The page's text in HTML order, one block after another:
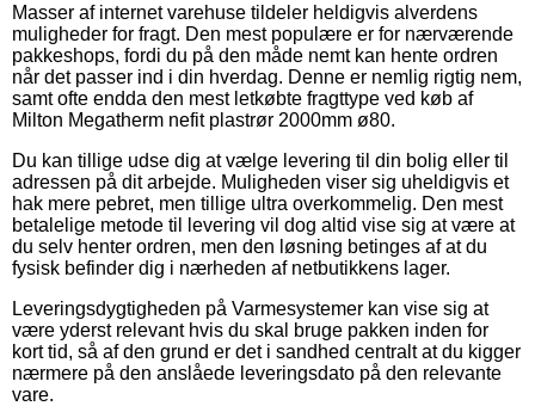
Masser af internet varehuse tildeler heldigvis alverdens
muligheder for fragt. Den mest populære er for nærværende
pakkeshops, fordi du på den måde nemt kan hente ordren
når det passer ind i din hverdag. Denne er nemlig rigtig nem,
samt ofte endda den mest letkøbte fragttype ved køb af
Milton Megatherm nefit plastrør 2000mm ø80.
Du kan tillige udse dig at vælge levering til din bolig eller til
adressen på dit arbejde. Muligheden viser sig uheldigvis et
hak mere pebret, men tillige ultra overkommelig. Den mest
betalelige metode til levering vil dog altid vise sig at være at
du selv henter ordren, men den løsning betinges af at du
fysisk befinder dig i nærheden af netbutikkens lager.
Leveringsdygtigheden på Varmesystemer kan vise sig at
være yderst relevant hvis du skal bruge pakken inden for
kort tid, så af den grund er det i sandhed centralt at du kigger
nærmere på den anslåede leveringsdato på den relevante
vare.